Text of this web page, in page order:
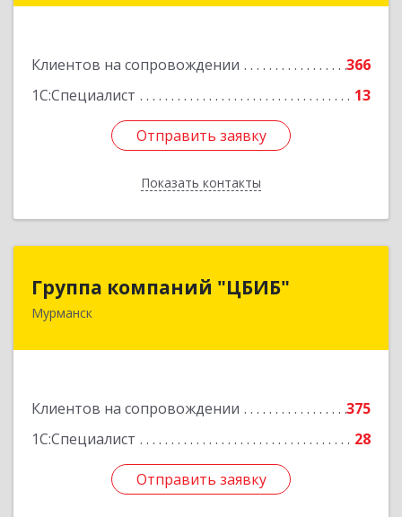
Клиентов на сопровождении
366
1С:Специалист
13
Отправить заявку
Показать контакты
Отправить заявку
Назад
Группа компаний "ЦБИБ"
Мурманск
Клиентов на сопровождении
375
1С:Специалист
28
Отправить заявку
Группа компаний "ЦБИБ"
183010, Мурманская обл, Мурманск г, Кирова
Отправить заявку